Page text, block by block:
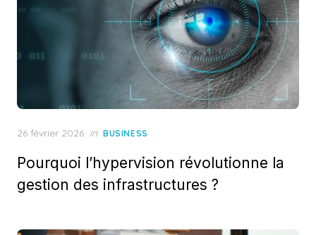
Posted
26 février 2026 in BUSINESS
Pourquoi l’hypervision révolutionne la
gestion des infrastructures ?